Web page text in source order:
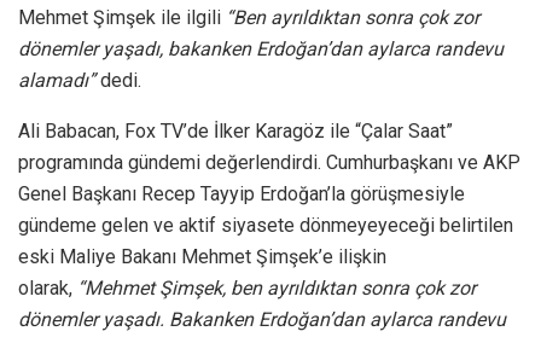
Mehmet Şimşek ile ilgili “Ben ayrıldıktan sonra çok zor
dönemler yaşadı, bakanken Erdoğan’dan aylarca randevu
alamadı”dedi.
Ali Babacan, Fox TV’de İlker Karagöz ile “Çalar Saat”
programında gündemi değerlendirdi. Cumhurbaşkanı ve AKP
Genel Başkanı Recep Tayyip Erdoğan’la görüşmesiyle
gündeme gelen ve aktif siyasete dönmeyeyeceği belirtilen
eski Maliye Bakanı Mehmet Şimşek’e ilişkin
olarak, “Mehmet Şimşek, ben ayrıldıktan sonra çok zor
dönemler yaşadı. Bakanken Erdoğan’dan aylarca randevu